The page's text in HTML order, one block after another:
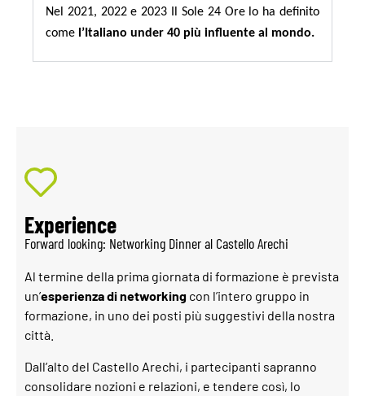
Nel 2021, 2022 e 2023 Il Sole 24 Ore lo ha definito
come l’Italiano under 40 più influente al mondo.
Experience
Forward looking: Networking Dinner al Castello Arechi
Al termine della prima giornata di formazione è prevista
un’esperienza di networking con l’intero gruppo in
formazione, in uno dei posti più suggestivi della nostra
città.
Dall’alto del Castello Arechi, i partecipanti sapranno
consolidare nozioni e relazioni, e tendere così, lo